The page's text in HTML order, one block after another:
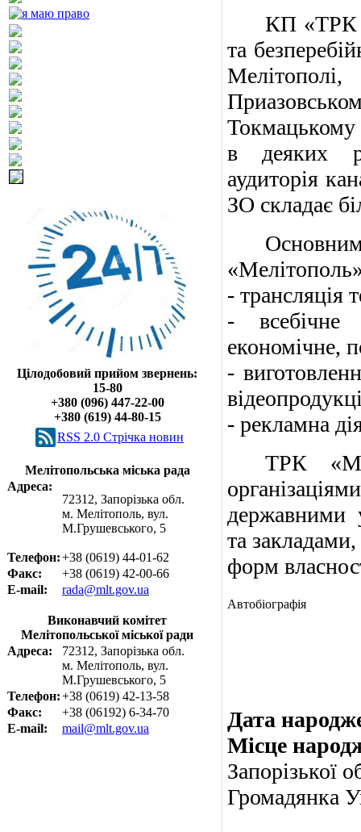
Цілодобовий прийом звернень:
15-80
+380 (096) 447-22-00
+380 (619) 44-80-15
RSS 2.0 Cтрічка новин
Мелітопольська міська рада
Адреса:
72312, Запорізька обл.
м. Мелітополь, вул.
М.Грушевського, 5
Телефон:+38 (0619) 44-01-62
Факс:
+38 (0619) 42-00-66
E-mail:
rada@mlt.gov.ua
Виконавчий комітет
Мелітопольської міської ради
Адреса:
72312, Запорізька обл.
м. Мелітополь, вул.
М.Грушевського, 5
Телефон:+38 (0619) 42-13-58
Факс:
+38 (06192) 6-34-70
E-mail:
mail@mlt.gov.ua
КП «ТРК
та
Токмацькому
в деяких
аудиторія
ЗО складає
- трансляція
- всебічне
економічне,
-
- рекламна
ТРК
державними
та
форм
Автобіографія
Дата
Місце
Запорізької
Громадянка